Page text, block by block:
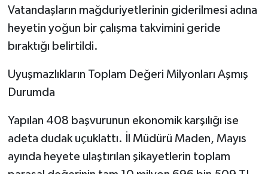
Vatandaşların mağduriyetlerinin giderilmesi adına
heyetin yoğun bir çalışma takvimini geride
bıraktığı belirtildi.
​Uyuşmazlıkların Toplam Değeri Milyonları Aşmış
Durumda
​Yapılan 408 başvurunun ekonomik karşılığı ise
adeta dudak uçuklattı. İl Müdürü Maden, Mayıs
ayında heyete ulaştırılan şikayetlerin toplam